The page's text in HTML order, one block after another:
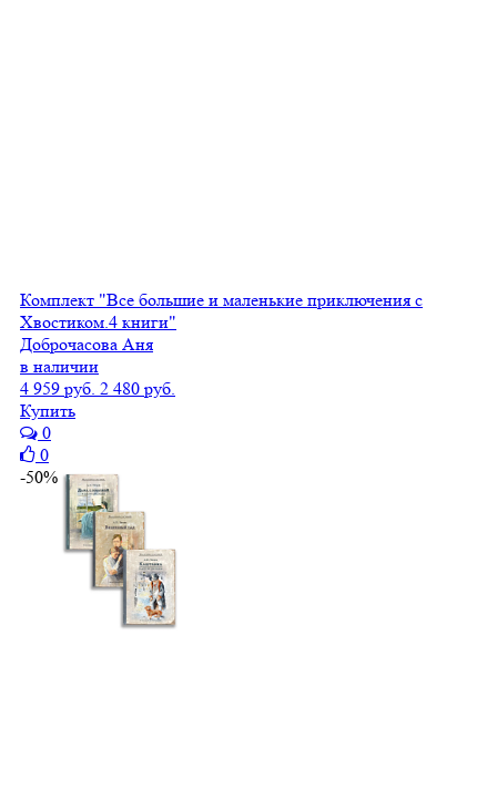
Комплект "Все большие и маленькие приключения с
Хвостиком.4 книги"
Доброчасова Аня
в наличии
4 959 руб. 2 480 руб.
Купить
0
0
-50%